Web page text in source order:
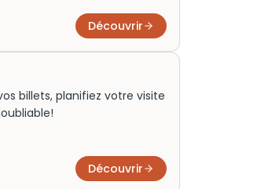
Découvrir
billets, planifiez votre visite
Découvrir